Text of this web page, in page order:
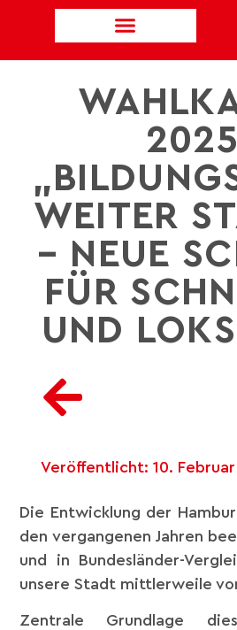
WEITER
– NEUE
FÜR
UND
Veröffentlicht: 10.
Die Entwicklung der
den vergangenen Jahren
und in Bundesländer-
unsere Stadt mittlerweile
Zentrale Grundlage